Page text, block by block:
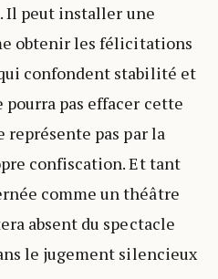
Il peut installer une
obtenir les félicitations
confondent stabilité et
pas effacer cette
pas par la
confiscation. Et tant
comme un théâtre
absent du spectacle
le jugement silencieux